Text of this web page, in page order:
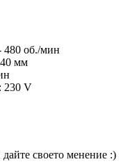
480 об./мин
мм
230 V
своето менение :)